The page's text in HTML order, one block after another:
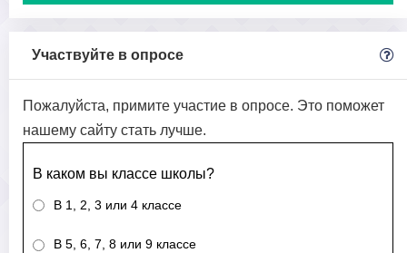
Участвуйте в опросе
Пожалуйста, примите участие в опросе. Это поможет
нашему сайту стать лучше.
В каком вы классе школы?
В 1, 2, 3 или 4 классе
В 5, 6, 7, 8 или 9 классе